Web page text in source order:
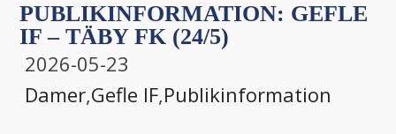
PUBLIKINFORMATION: GEFLE
IF – TÄBY FK (24/5)
2026-05-23
Damer,Gefle IF,Publikinformation